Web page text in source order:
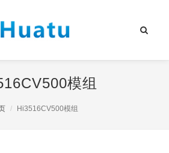
模组
Hi3516CV500模组